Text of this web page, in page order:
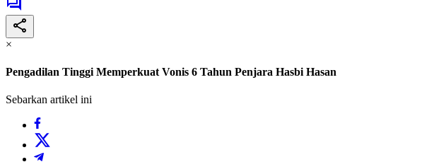
×
Pengadilan Tinggi Memperkuat Vonis 6 Tahun Penjara Hasbi Hasan
Sebarkan artikel ini